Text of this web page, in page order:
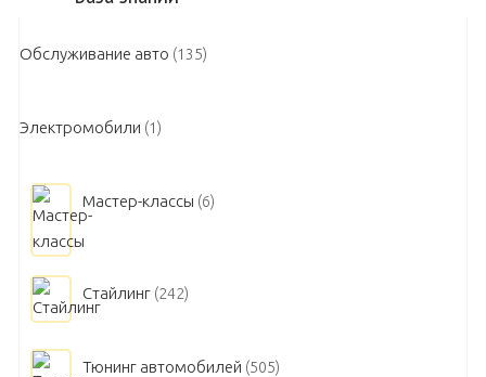
Обслуживание авто (135)
Электромобили (1)
Мастер-классы (6)
Стайлинг (242)
Тюнинг автомобилей (505)